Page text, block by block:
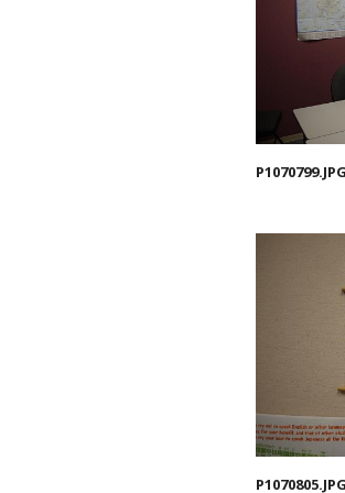
P1070799.JPG
P1070805.JPG